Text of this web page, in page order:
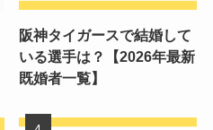
阪神タイガースで結婚して
いる選手は？【2026年最新
既婚者一覧】